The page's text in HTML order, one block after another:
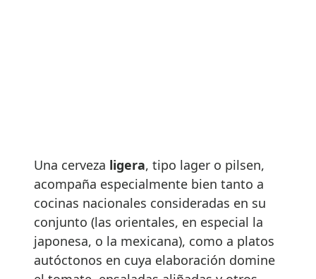
Una cerveza ligera, tipo lager o pilsen,
acompaña especialmente bien tanto a
cocinas nacionales consideradas en su
conjunto (las orientales, en especial la
japonesa, o la mexicana), como a platos
autóctonos en cuya elaboración domine